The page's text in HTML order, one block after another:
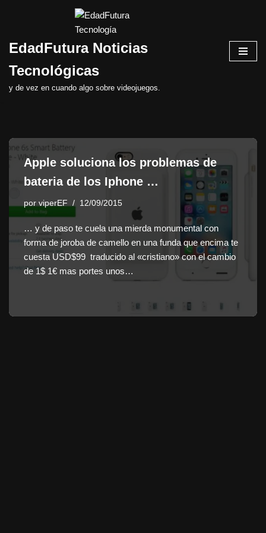
al
EdadFutura Noticias
Tecnológicas
y de vez en cuando algo sobre videojuegos.
Apple soluciona los problemas de
bateria de los Iphone …
por viperEF 12/09/2015
… y de paso te cuela una mierda monumental con
forma de joroba de camello en una funda que encima te
cuesta USD$99 traducido al «cristiano» con el cambio
de 1$ 1€ mas portes unos…